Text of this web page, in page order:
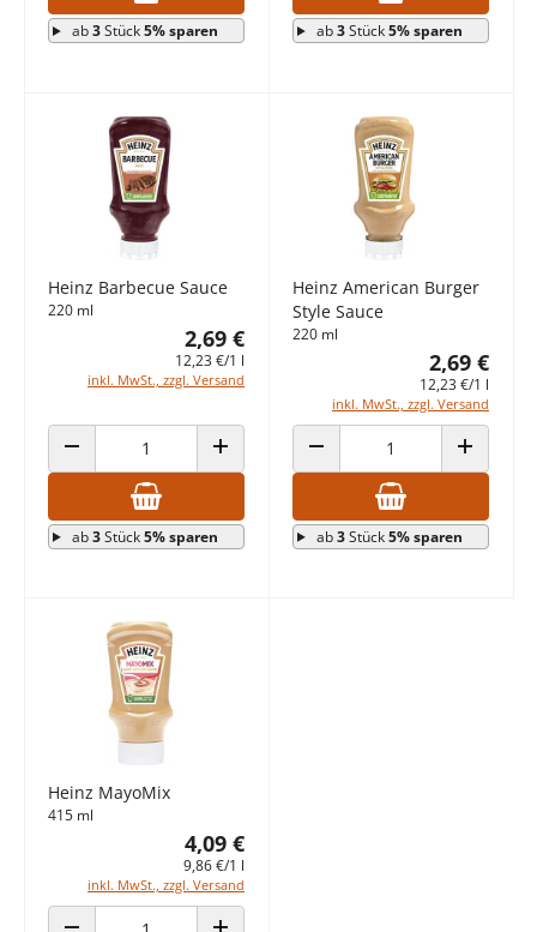
ab3Stück5% sparen ab3Stück5% sparen
Heinz Barbecue Sauce
220 ml
2,69 €
12,23 €/1 l
inkl. MwSt., zzgl. Versand
ANZAHL VERRINGERN ANZAHL ERHÖHEN
ab3Stück5% sparen
Heinz American Burger
Style Sauce
220 ml
2,69 €
12,23 €/1 l
inkl. MwSt., zzgl. Versand
ANZAHL VERRINGERN ANZAHL
ab3Stück5% sparen
Heinz MayoMix
415 ml
4,09 €
9,86 €/1 l
inkl. MwSt., zzgl. Versand